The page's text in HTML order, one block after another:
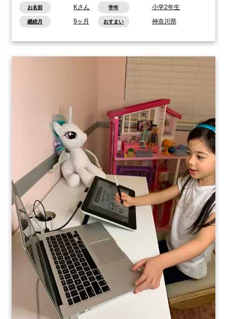
お名前 Kさん 学年 小学2年生
継続月 9ヶ月 おすまい 神奈川県